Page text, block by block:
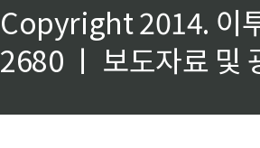
Copyright 2014. 이
2680 ㅣ 보도자료